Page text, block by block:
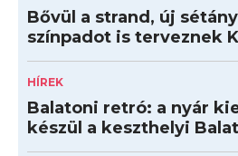
Bővül a strand, új
színpadot is terveznek
HÍREK
Balatoni retró: a nyár
készül a keszthelyi